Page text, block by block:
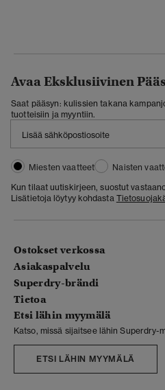
Avaa Eksklusiivinen
Saat pääsyn: kulissien takana
tuotteisiin ja myyntiin.
Miesten vaatteet
Naisten
Kun tilaat uutiskirjeen, suostut
Lisätietoja löytyy kohdasta
Ostokset verkossa
Asiakaspalvelu
Superdry-brändi
Tietoa
Etsi lähin myymälä
Katso, missä sijaitsee lähin Superdry-
ETSI LÄHIN MYYMÄLÄ